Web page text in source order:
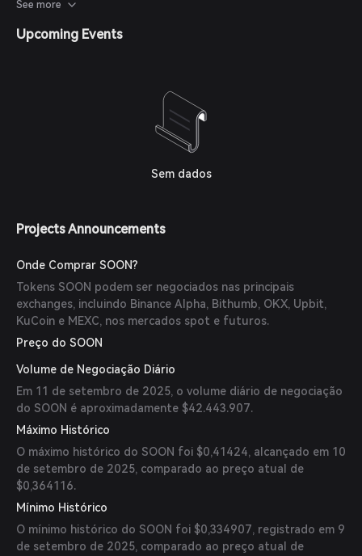
rastreamento de traders. Além disso, o SOON anunciou sua
See more
Upcoming Events
Sem dados
Projects Announcements
Onde Comprar SOON?
Tokens SOON podem ser negociados nas principais
exchanges, incluindo Binance Alpha, Bithumb, OKX, Upbit,
KuCoin e MEXC, nos mercados spot e futuros.
Preço do SOON
Volume de Negociação Diário
Em 11 de setembro de 2025, o volume diário de negociação
do SOON é aproximadamente $42.443.907.
Máximo Histórico
O máximo histórico do SOON foi $0,41424, alcançado em 10
de setembro de 2025, comparado ao preço atual de
$0,364116.
Mínimo Histórico
O mínimo histórico do SOON foi $0,334907, registrado em 9
de setembro de 2025, comparado ao preço atual de